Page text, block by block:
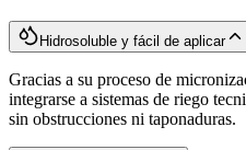
Hidrosoluble y fácil de aplicar
Gracias a su proceso de
integrarse a sistemas de riego
sin obstrucciones ni taponaduras.